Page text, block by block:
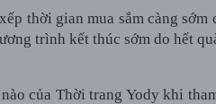
thời gian mua sắm càng sớm
trình kết thúc sớm do hết
của Thời trang Yody khi